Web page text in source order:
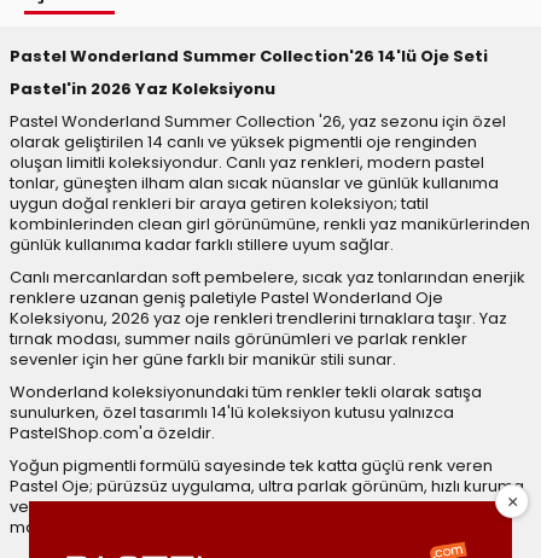
Pastel Wonderland Summer Collection'26 14'lü Oje Seti
Pastel'in 2026 Yaz Koleksiyonu
Pastel Wonderland Summer Collection '26, yaz sezonu için özel
olarak geliştirilen 14 canlı ve yüksek pigmentli oje renginden
oluşan limitli koleksiyondur. Canlı yaz renkleri, modern pastel
tonlar, güneşten ilham alan sıcak nüanslar ve günlük kullanıma
uygun doğal renkleri bir araya getiren koleksiyon; tatil
kombinlerinden clean girl görünümüne, renkli yaz manikürlerinden
günlük kullanıma kadar farklı stillere uyum sağlar.
Canlı mercanlardan soft pembelere, sıcak yaz tonlarından enerjik
renklere uzanan geniş paletiyle Pastel Wonderland Oje
Koleksiyonu, 2026 yaz oje renkleri trendlerini tırnaklara taşır. Yaz
tırnak modası, summer nails görünümleri ve parlak renkler
sevenler için her güne farklı bir manikür stili sunar.
Wonderland koleksiyonundaki tüm renkler tekli olarak satışa
sunulurken, özel tasarımlı 14'lü koleksiyon kutusu yalnızca
PastelShop.com'a özeldir.
Yoğun pigmentli formülü sayesinde tek katta güçlü renk veren
Pastel Oje; pürüzsüz uygulama, ultra parlak görünüm, hızlı kuruma
ve 6 güne kadar kalıcılık özellikleriyle yaz boyunca kusursuz
manikür görünümünü destekler.